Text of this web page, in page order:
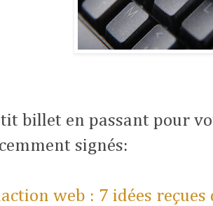
billet en passant pour
signés:
web : 7 idées